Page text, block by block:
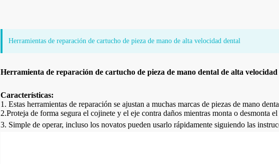
Herramientas de reparación de cartucho de pieza de mano de alta velocidad dental
Herramienta de reparación de cartucho de pieza de mano dental de alta velocidad
Características:
1. Estas herramientas de reparación se ajustan a muchas marcas de piezas de mano
2.Proteja de forma segura el cojinete y el eje contra daños mientras monta o desmonta
3. Simple de operar, incluso los novatos pueden usarlo rápidamente siguiendo las